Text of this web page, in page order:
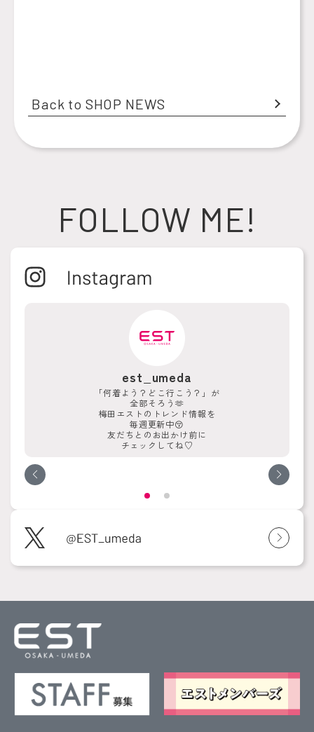
Back to SHOP NEWS
FOLLOW ME!
est_umeda
「何着よう？どこ行こう？」が
全部そろう🫶
梅田エストのトレンド情報を
毎週更新中😚
友だちとのお出かけ前に
チェックしてね♡